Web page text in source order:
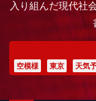
入り組んだ現代社
空模様 東京 天気